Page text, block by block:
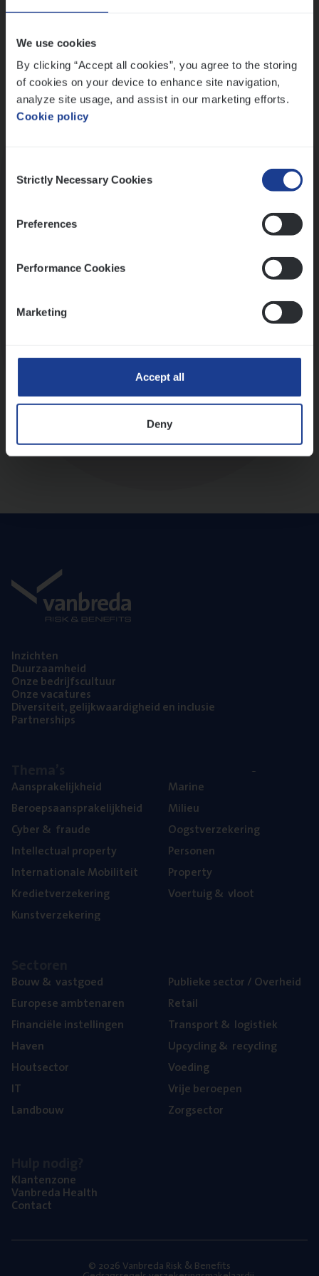
We use cookies
By clicking “Accept all cookies”, you agree to the storing
of cookies on your device to enhance site navigation,
analyze site usage, and assist in our marketing efforts.
Cookie policy
Selection
Strictly Necessary Cookies
Preferences
Performance Cookies
Marketing
Accept all
Deny
Inzich­ten
Duur­zaam­heid
Onze bedrijfs­cul­tuur
Onze vaca­tu­res
Diver­si­teit, gelijk­waar­dig­heid en inclusie
Part­ner­ships
Aan­spra­ke­lijk­heid
Beroeps­aan­spra­ke­lijk­heid
Cyber& fraude
Intel­lec­tu­al property
Inter­na­ti­o­na­le Mobiliteit
Kre­diet­ver­ze­ke­ring
Kunst­ver­ze­ke­ring
Mari­ne
Mili­eu
Oogst­ver­ze­ke­ring
Per­so­nen
Pro­per­ty
Voer­tuig& vloot
Bouw& vastgoed
Euro­pe­se ambtenaren
Finan­ci­ë­le instellingen
Haven
Hout­sec­tor
IT
Land­bouw
Publie­ke sec­tor / Overheid
Retail
Trans­port& logistiek
Upcy­cling& recycling
Voe­ding
Vrije beroe­pen
Zorg­sec­tor
Klan­ten­zo­ne
Van­b­re­da Health
Con­tact
© 2026 Vanbreda Risk & Benefits